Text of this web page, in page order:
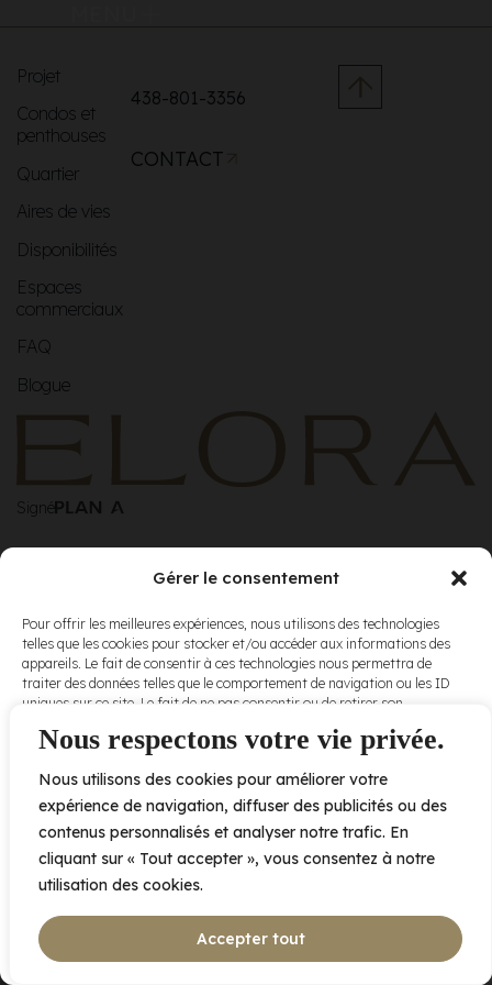
Nous respectons votre vie privée.
Nous utilisons des cookies pour améliorer votre
expérience de navigation, diffuser des publicités ou des
contenus personnalisés et analyser notre trafic. En
cliquant sur « Tout accepter », vous consentez à notre
utilisation des cookies.
Accepter tout
Gérer le consentement
Pour offrir les meilleures expériences, nous utilisons des technologies
telles que les cookies pour stocker et/ou accéder aux informations des
appareils. Le fait de consentir à ces technologies nous permettra de
traiter des données telles que le comportement de navigation ou les ID
uniques sur ce site. Le fait de ne pas consentir ou de retirer son
et fonctions.
Accepter
Refuser
Projet
Condos et
penthouses
Quartier
Aires de vies
Disponibilités
Espaces
commerciaux
FAQ
Blogue
438-801-3356
CONTACT
Signé
© Elora. Tous
droits réservés.
Voir nos
conditions
d’utilisationet
2005 av. de Bois-de-Boulogne, Laval QCH7N 0J7